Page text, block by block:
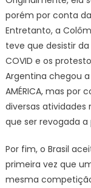
porém por conta da
Entretanto, a
teve que desistir
COVID e os
Argentina chegou
AMÉRICA, mas
diversas
que ser revogada
Por fim, o Brasil
primeira vez que
mesma